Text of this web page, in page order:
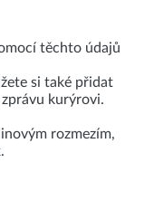
těchto údajů
si také přidat
kurýrovi.
rozmezím,